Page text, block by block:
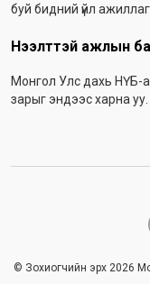
буй бидний үйл
Нээлттэй ажлын
Монгол Улс дахь НҮБ-
зарыг эндээс харна уу.
© Зохиогчийн эрх 2026